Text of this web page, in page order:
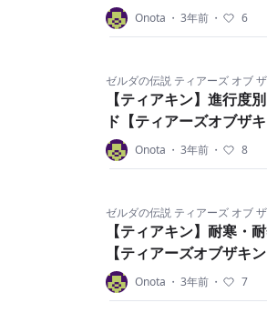
Onota ・ 3年前 ・ 6
ゼルダの伝説 ティアーズ オブ
【ティアキン】進行度
ド【ティアーズオブザキ
Onota ・ 3年前 ・ 8
ゼルダの伝説 ティアーズ オブ
【ティアキン】耐寒・
【ティアーズオブザキン
Onota ・ 3年前 ・ 7